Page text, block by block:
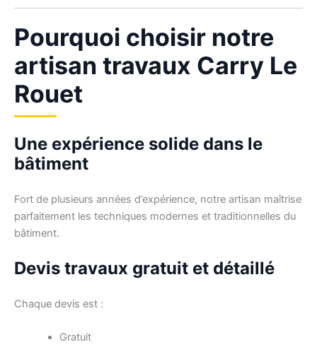
Pourquoi choisir notre
artisan travaux Carry Le
Rouet
Une expérience solide dans le
bâtiment
Fort de plusieurs années d’expérience, notre artisan maîtrise
parfaitement les techniques modernes et traditionnelles du
bâtiment.
Devis travaux gratuit et détaillé
Chaque devis est :
Gratuit